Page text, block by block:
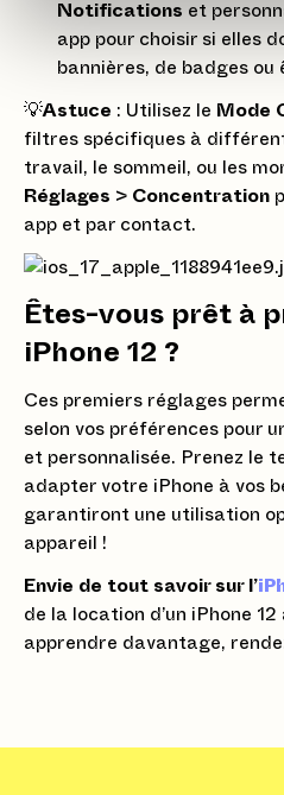
Notifications et
app pour choisir si elles
bannières, de badges
💡Astuce : Utilisez le Mode
filtres spécifiques à
travail, le sommeil, ou les
Réglages > Concentration
app et par contact.
Êtes-vous prêt à
iPhone 12 ?
Ces premiers réglages
selon vos préférences pour
et personnalisée. Prenez le
adapter votre iPhone à vos
garantiront une utilisation
appareil !
Envie de tout savoir sur l’
de la location d’un iPhone
apprendre davantage,